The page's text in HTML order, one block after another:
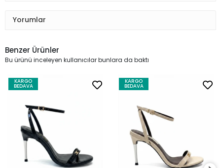
Yorumlar
Benzer Ürünler
Bu ürünü inceleyen kullanıcılar bunlara da baktı
KARGO
BEDAVA
KARGO
BEDAVA